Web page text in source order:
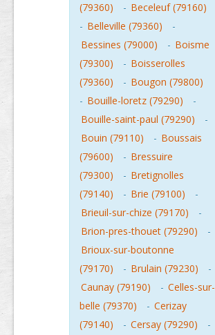
(79360)
- Beceleuf (79160)
- Belleville (79360)
-
Bessines (79000)
- Boisme
(79300)
- Boisserolles
(79360)
- Bougon (79800)
- Bouille-loretz (79290)
-
Bouille-saint-paul (79290)
-
Bouin (79110)
- Boussais
(79600)
- Bressuire
(79300)
- Bretignolles
(79140)
- Brie (79100)
-
Brieuil-sur-chize (79170)
-
Brion-pres-thouet (79290)
-
Brioux-sur-boutonne
(79170)
- Brulain (79230)
-
Caunay (79190)
- Celles-sur-
belle (79370)
- Cerizay
(79140)
- Cersay (79290)
-